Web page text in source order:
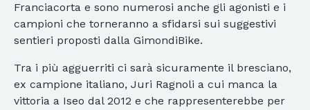
Franciacorta e sono numerosi anche gli agonisti e i
campioni che torneranno a sfidarsi sui suggestivi
sentieri proposti dalla GimondiBike.
Tra i più agguerriti ci sarà sicuramente il bresciano,
ex campione italiano, Juri Ragnoli a cui manca la
vittoria a Iseo dal 2012 e che rappresenterebbe per